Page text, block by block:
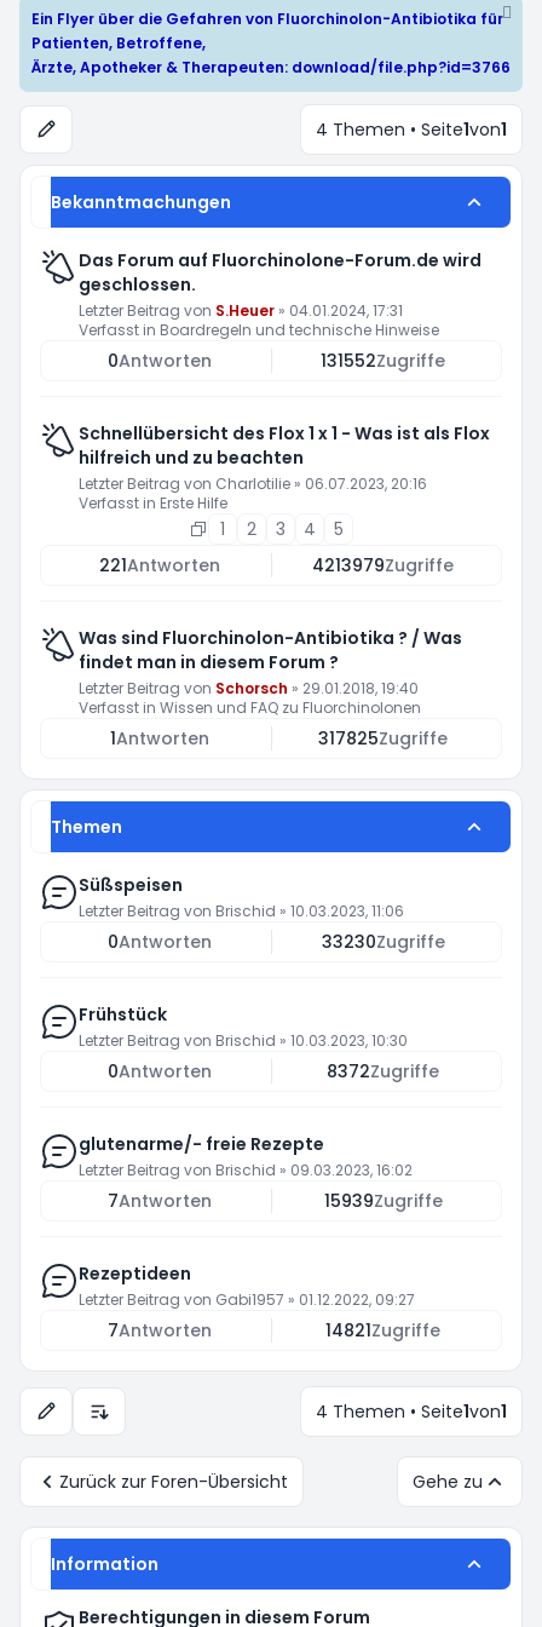
Ein Flyer über die Gefahren von Fluorchinolon-Antibiotika für
Patienten, Betroffene,
Ärzte, Apotheker & Therapeuten: download/file.php?id=3766
4 Themen • Seite1von1
Bekanntmachungen
Das Forum auf Fluorchinolone-Forum.de wird
geschlossen.
Letzter Beitrag von S.Heuer » 04.01.2024, 17:31
Verfasst in Boardregeln und technische Hinweise
0Antworten 131552Zugriffe
Schnellübersicht des Flox 1 x 1 - Was ist als Flox
hilfreich und zu beachten
Letzter Beitrag von Charlotilie » 06.07.2023, 20:16
Verfasst in Erste Hilfe
1 2 3 4
5
221Antworten 4213979Zugriffe
Was sind Fluorchinolon-Antibiotika ? / Was
findet man in diesem Forum ?
Letzter Beitrag von Schorsch » 29.01.2018, 19:40
Verfasst in Wissen und FAQ zu Fluorchinolonen
1Antworten 317825Zugriffe
Themen
Süßspeisen
Letzter Beitrag von Brischid » 10.03.2023, 11:06
0Antworten 33230Zugriffe
Frühstück
Letzter Beitrag von Brischid » 10.03.2023, 10:30
0Antworten 8372Zugriffe
glutenarme/- freie Rezepte
Letzter Beitrag von Brischid » 09.03.2023, 16:02
7Antworten 15939Zugriffe
Rezeptideen
Letzter Beitrag von Gabi1957 » 01.12.2022, 09:27
7Antworten 14821Zugriffe
Anzeige- und Sortierungs-Einstellungen
4 Themen • Seite1von1
Zurück zur Foren-Übersicht Gehe zu
Information
Berechtigungen in diesem Forum